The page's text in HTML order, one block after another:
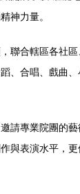
神力量。
合轄區各社
合唱、戲曲
專業院團的
表演水平，